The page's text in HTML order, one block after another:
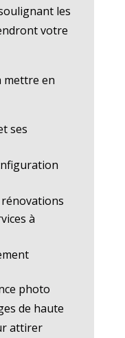
les
votre
mettre en
ses
à
photo
de haute
attirer